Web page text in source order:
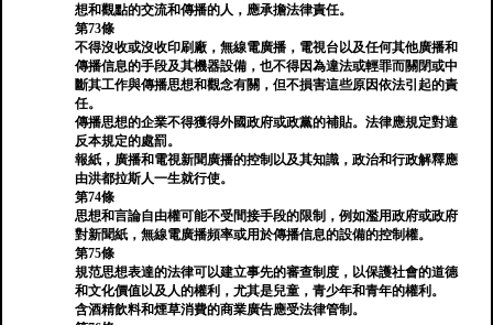
想和觀點的交流和傳播的人，應承擔法律責任。
第73條
不得沒收或沒收印刷廠，無線電廣播，電視台以及任何其他廣播和
傳播信息的手段及其機器設備，也不得因為違法或輕罪而關閉或中
斷其工作與傳播思想和觀念有關，但不損害這些原因依法引起的責
任。
傳播思想的企業不得獲得外國政府或政黨的補貼。法律應規定對違
反本規定的處罰。
報紙，廣播和電視新聞廣播的控制以及其知識，政治和行政解釋應
由洪都拉斯人一生就行使。
第74條
思想和言論自由權可能不受間接手段的限制，例如濫用政府或政府
對新聞紙，無線電廣播頻率或用於傳播信息的設備的控制權。
第75條
規范思想表達的法律可以建立事先的審查制度，以保護社會的道德
和文化價值以及人的權利，尤其是兒童，青少年和青年的權利。
含酒精飲料和煙草消費的商業廣告應受法律管制。